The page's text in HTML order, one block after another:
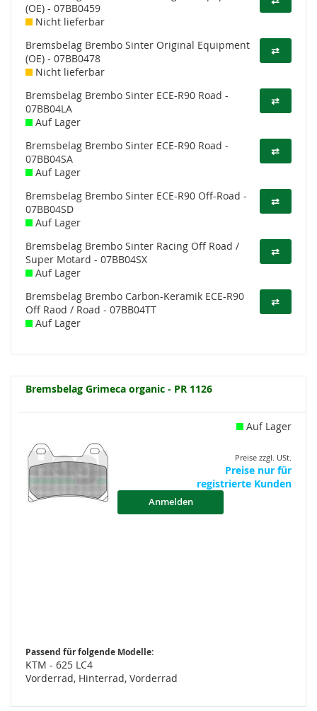
(OE) - 07BB0459
Nicht lieferbar
⇄
Bremsbelag Brembo Sinter Original Equipment
(OE) - 07BB0478
Nicht lieferbar
⇄
Bremsbelag Brembo Sinter ECE-R90 Road -
07BB04LA
Auf Lager
⇄
Bremsbelag Brembo Sinter ECE-R90 Road -
07BB04SA
Auf Lager
⇄
Bremsbelag Brembo Sinter ECE-R90 Off-Road -
07BB04SD
Auf Lager
⇄
Bremsbelag Brembo Sinter Racing Off Road /
Super Motard - 07BB04SX
Auf Lager
⇄
Bremsbelag Brembo Carbon-Keramik ECE-R90
Off Raod / Road - 07BB04TT
Auf Lager
Bremsbelag Grimeca organic - PR 1126
Auf Lager
Preise zzgl. USt.
Preise nur für
registrierte Kunden
Anmelden
Passend für folgende Modelle:
KTM - 625 LC4
Vorderrad, Hinterrad, Vorderrad